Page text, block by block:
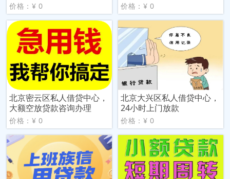
价格：¥ 0 价格：¥ 0
北京密云区私人借贷中心，
大额空放贷款咨询办理
价格：¥ 0
北京大兴区私人借贷中心，
24小时上门放款
价格：¥ 0